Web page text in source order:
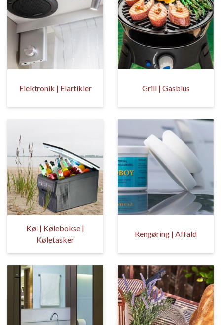
Elektronik | Elartikler Grill | Gasblus
Køl | Kølebokse |
Køletasker
Rengøring | Affald